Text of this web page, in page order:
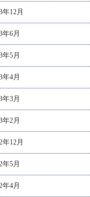
年12月
年6月
年5月
年4月
年3月
年2月
年12月
年5月
年4月